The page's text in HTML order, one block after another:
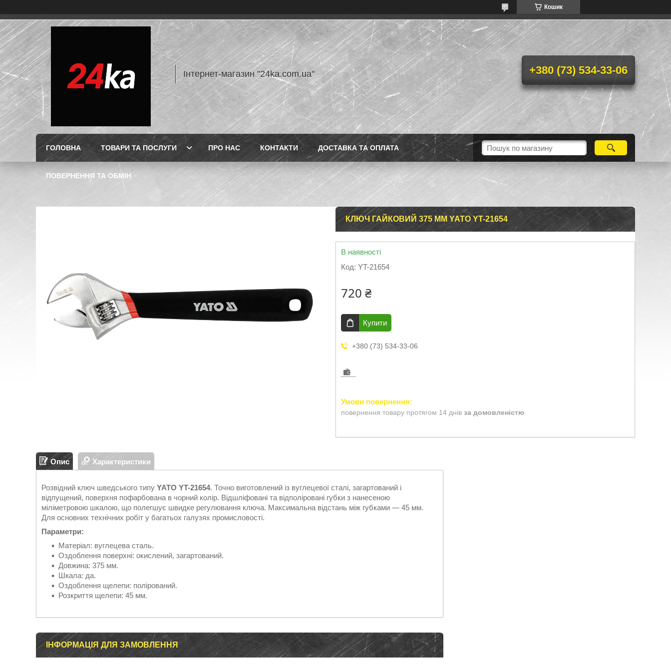
Кошик
Інтернет-магазин "24ka.com.ua" +380 (73) 534-33-06
ГОЛОВНА ТОВАРИ ТА ПОСЛУГИ ПРО НАС КОНТАКТИ ДОСТАВКА ТА ОПЛАТА
ПОВЕРНЕННЯ ТА ОБМІН
КЛЮЧ ГАЙКОВИЙ 375 ММ YATO YT-21654
В наявності
Код: YT-21654
720 ₴
Купити
+380 (73) 534-33-06
повернення товару протягом 14 днів за домовленістю
Опис Характеристики
Розвідний ключ шведського типу YATO YT-21654. Точно виготовлений із вуглецевої сталі, загартований і
відпущений, поверхня пофарбована в чорний колір. Відшліфовані та відполіровані губки з нанесеною
міліметровою шкалою, що полегшує швидке регулювання ключа. Максимальна відстань між губками — 45 мм.
Для основних технічних робіт у багатьох галузях промисловості.
Параметри:
Матеріал: вуглецева сталь.
Оздоблення поверхні: окислений, загартований.
Довжина: 375 мм.
Шкала: да.
Оздоблення щелепи: полірований.
Розкриття щелепи: 45 мм.
ІНФОРМАЦІЯ ДЛЯ ЗАМОВЛЕННЯ